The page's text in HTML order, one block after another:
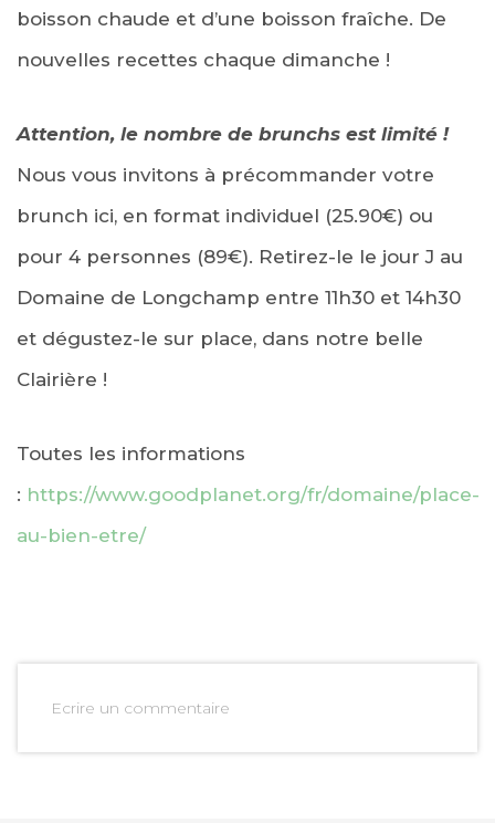
boisson chaude et d’une boisson fraîche. De
nouvelles recettes chaque dimanche !
Attention, le nombre de brunchs est limité !
Nous vous invitons à précommander votre
brunch ici, en format individuel (25.90€) ou
pour 4 personnes (89€). Retirez-le le jour J au
Domaine de Longchamp entre 11h30 et 14h30
et dégustez-le sur place, dans notre belle
Clairière !
Toutes les informations
: https://www.goodplanet.org/fr/domaine/place-
au-bien-etre/
Ecrire un commentaire